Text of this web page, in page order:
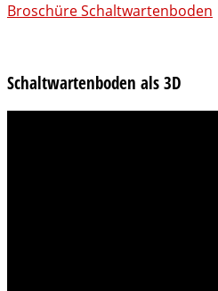
Broschüre Schaltwartenboden
Schaltwartenboden als 3D